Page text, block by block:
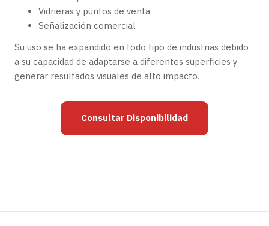
Vidrieras y puntos de venta
Señalización comercial
Su uso se ha expandido en todo tipo de industrias debido
a su capacidad de adaptarse a diferentes superficies y
generar resultados visuales de alto impacto.
Consultar Disponibilidad